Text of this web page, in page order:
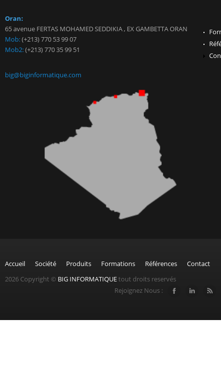
Oran:
65 avenue FERTAS MOHAMED SEDDIKIA , EX GAMBETTA ORAN
Mob:(+213) 770 53 99 07
Mob2:(+213) 770 35 99 51
big@biginformatique.com
Accueil Société Produits Formations Références
Contact
2026 Copyright © BIG INFORMATIQUEtout droits reservés
Rejoignez Nous :